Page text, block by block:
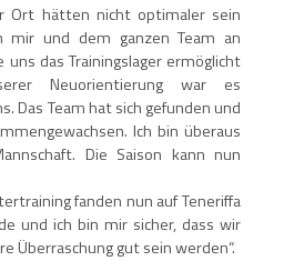
Ort hätten nicht optimaler sein
mir und dem ganzen Team an
das Trainingslager ermöglicht
Neuorientierung war es
Das Team hat sich gefunden und
Ich bin überaus
Die Saison kann nun
fanden nun auf Teneriffa
und ich bin mir sicher, dass wir
Überraschung gut sein werden“.